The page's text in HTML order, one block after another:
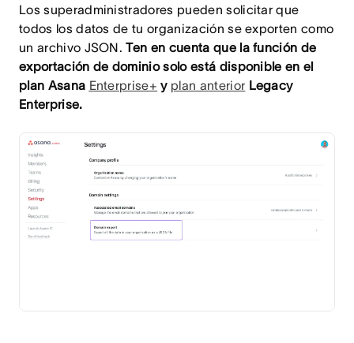
Los superadministradores pueden solicitar que
todos los datos de tu organización se exporten como
un archivo JSON.Ten en cuenta que la función de
exportación de dominio solo está disponible en el
plan Asana Enterprise+ y plan anterior Legacy
Enterprise.